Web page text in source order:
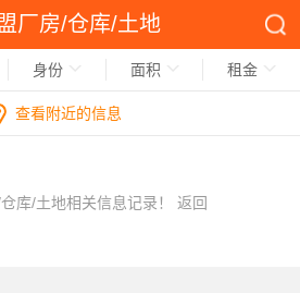
厂房/仓库/土地
身份 面积 租金
查看附近的信息
库/土地相关信息记录！ 返回